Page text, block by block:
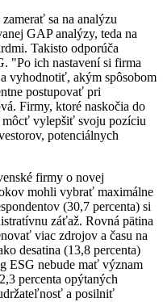
sa na analýzu
GAP analýzy, teda na
Takisto odporúča
"Po ich nastavení si firma
vyhodnotiť, akým spôsobom
postupovať pri
Firmy, ktoré naskočia do
môcť vylepšiť svoju pozíciu
potenciálnych
firmy o novej
mohli vybrať maximálne
(30,7 percenta) si
záťaž. Rovná pätina
viac zdrojov a času na
desatina (13,8 percenta)
ESG nebude mať význam
percenta opýtaných
a posilniť